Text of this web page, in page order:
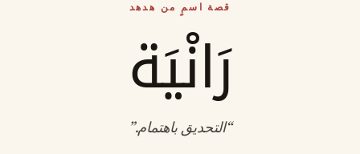
قصة اسمٍ من هدهد
رَانْيَة
“التحديق باهتمام.”